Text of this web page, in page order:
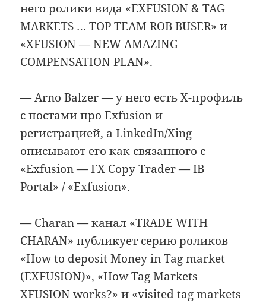
него ролики вида «EXFUSION & TAG
MARKETS … TOP TEAM ROB BUSER» и
«XFUSION — NEW AMAZING
COMPENSATION PLAN».
— Arno Balzer — у него есть X-профиль
с постами про Exfusion и
регистрацией, а LinkedIn/Xing
описывают его как связанного с
«Exfusion — FX Copy Trader — IB
Portal» / «Exfusion».
— Charan — канал «TRADE WITH
CHARAN» публикует серию роликов
«How to deposit Money in Tag market
(EXFUSION)», «How Tag Markets
XFUSION works?» и «visited tag markets